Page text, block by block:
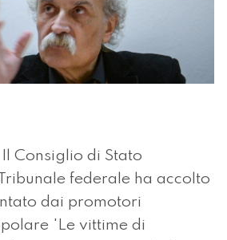
Consiglio di Stato
federale ha accolto
dai promotori
'Le vittime di